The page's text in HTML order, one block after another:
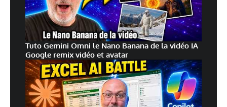
Tuto Gemini Omni le Nano Banana de la vidéo IA
Google remix vidéo et avatar